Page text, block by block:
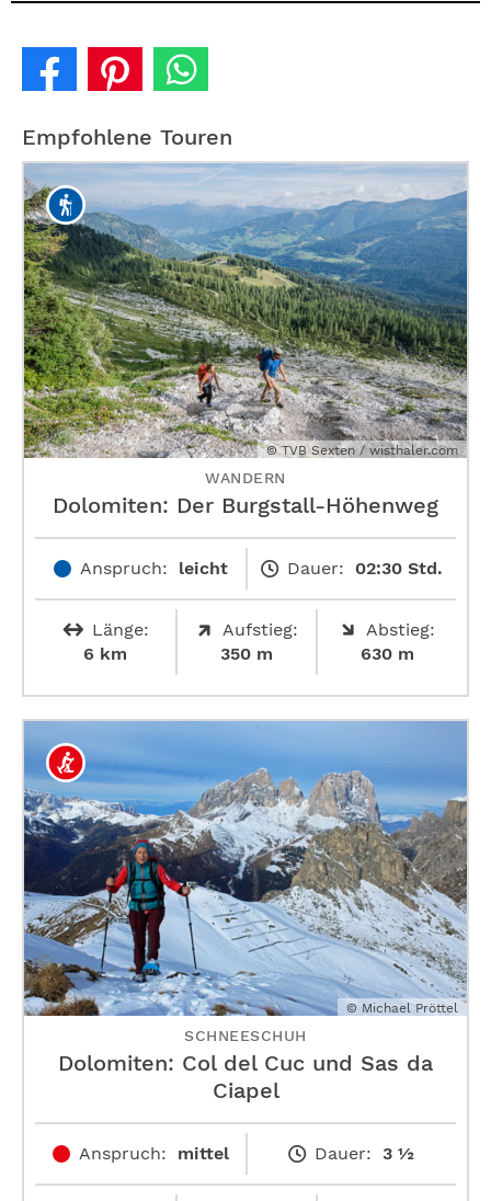
Empfohlene Touren
© TVB Sexten / wisthaler.com
WANDERN
Dolomiten: Der Burgstall-Höhenweg
Anspruch: leicht Dauer: 02:30 Std.
Länge:
6 km
Aufstieg:
350 m
Abstieg:
630 m
© Michael Pröttel
SCHNEESCHUH
Dolomiten: Col del Cuc und Sas da
Ciapel
Anspruch: mittel Dauer: 3 ½